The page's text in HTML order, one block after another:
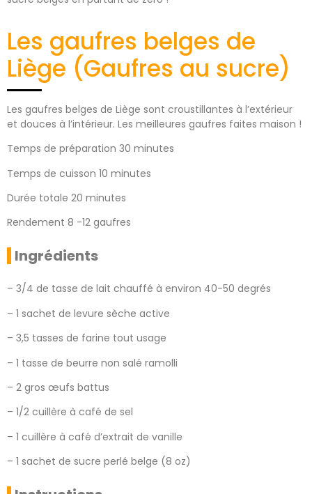
Les gaufres belges de
Liège (Gaufres au sucre)
Les gaufres belges de Liège sont croustillantes à l’extérieur
et douces à l’intérieur. Les meilleures gaufres faites maison !
Temps de préparation 30 minutes
Temps de cuisson 10 minutes
Durée totale 20 minutes
Rendement 8 -12 gaufres
Ingrédients
– 3/4 de tasse de lait chauffé à environ 40-50 degrés
– 1 sachet de levure sèche active
– 3,5 tasses de farine tout usage
– 1 tasse de beurre non salé ramolli
– 2 gros œufs battus
– 1/2 cuillère à café de sel
– 1 cuillère à café d’extrait de vanille
– 1 sachet de sucre perlé belge (8 oz)